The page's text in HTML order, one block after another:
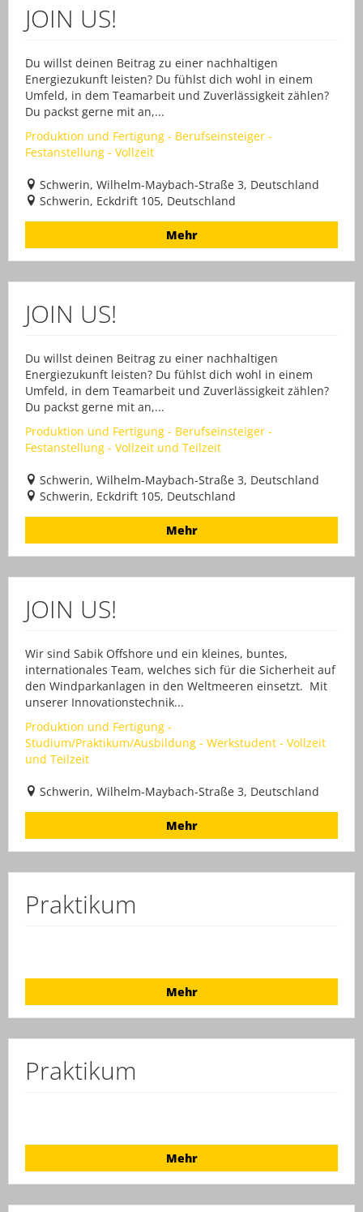
JOIN US!
Du willst deinen Beitrag zu einer nachhaltigen
Energiezukunft leisten? Du fühlst dich wohl in einem
Umfeld, in dem Teamarbeit und Zuverlässigkeit zählen?
Du packst gerne mit an,...
Produktion und Fertigung - Berufseinsteiger -
Festanstellung - Vollzeit
Schwerin, Wilhelm-Maybach-Straße 3, Deutschland
Schwerin, Eckdrift 105, Deutschland
Mehr
JOIN US!
Du willst deinen Beitrag zu einer nachhaltigen
Energiezukunft leisten? Du fühlst dich wohl in einem
Umfeld, in dem Teamarbeit und Zuverlässigkeit zählen?
Du packst gerne mit an,...
Produktion und Fertigung - Berufseinsteiger -
Festanstellung - Vollzeit und Teilzeit
Schwerin, Wilhelm-Maybach-Straße 3, Deutschland
Schwerin, Eckdrift 105, Deutschland
Mehr
JOIN US!
Wir sind Sabik Offshore und ein kleines, buntes,
internationales Team, welches sich für die Sicherheit auf
den Windparkanlagen in den Weltmeeren einsetzt. Mit
unserer Innovationstechnik...
Produktion und Fertigung -
Studium/Praktikum/Ausbildung - Werkstudent - Vollzeit
und Teilzeit
Schwerin, Wilhelm-Maybach-Straße 3, Deutschland
Mehr
Praktikum
Mehr
Praktikum
Mehr